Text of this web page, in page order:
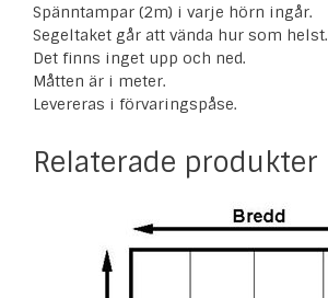
Spänntampar (2m) i varje hörn ingår.
Segeltaket går att vända hur som helst.
Det finns inget upp och ned.
Måtten är i meter.
Levereras i förvaringspåse.
Relaterade produkter